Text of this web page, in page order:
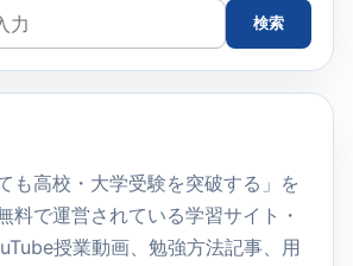
検索
も高校・大学受験を突破する」を
料で運営されている学習サイト・
授業動画、勉強方法記事、用